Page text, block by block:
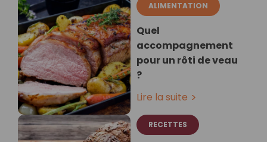
ALIMENTATION
Quel
accompagnement
pour un rôti de veau
?
Lire la suite
RECETTES